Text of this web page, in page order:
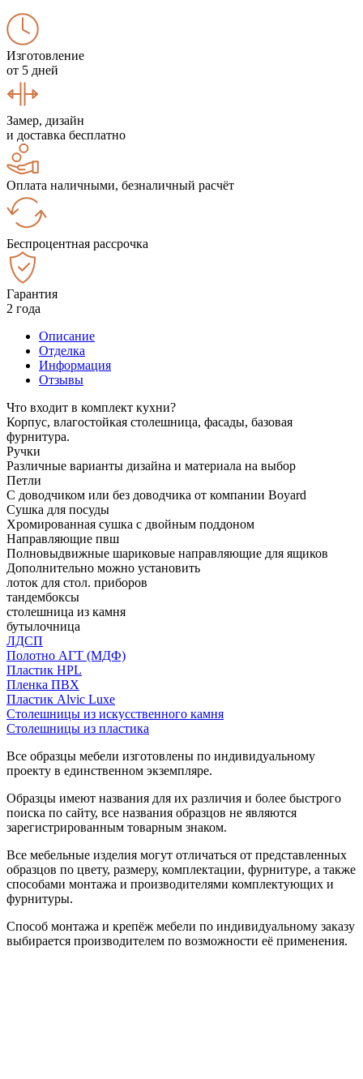
Изготовление
от 5 дней
Замер, дизайн
и доставка бесплатно
Оплата наличными, безналичный расчёт
Беспроцентная рассрочка
Гарантия
2 года
Описание
Отделка
Информация
Отзывы
Что входит в комплект кухни?
Корпус, влагостойкая столешница, фасады, базовая
фурнитура.
Ручки
Различные варианты дизайна и материала на выбор
Петли
С доводчиком или без доводчика от компании Boyard
Сушка для посуды
Хромированная сушка с двойным поддоном
Направляющие пвш
Полновыдвижные шариковые направляющие для ящиков
Дополнительно можно установить
лоток для стол. приборов
тандембоксы
столешница из камня
бутылочница
ЛДСП
Полотно АГТ (МДФ)
Пластик HPL
Пленка ПВХ
Пластик Alvic Luxe
Столешницы из искусственного камня
Столешницы из пластика
Все образцы мебели изготовлены по индивидуальному
проекту в единственном экземпляре.
Образцы имеют названия для их различия и более быстрого
поиска по сайту, все названия образцов не являются
зарегистрированным товарным знаком.
Все мебельные изделия могут отличаться от представленных
образцов по цвету, размеру, комплектации, фурнитуре, а также
способами монтажа и производителями комплектующих и
фурнитуры.
Способ монтажа и крепёж мебели по индивидуальному заказу
выбирается производителем по возможности её применения.